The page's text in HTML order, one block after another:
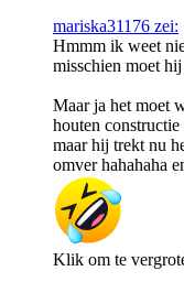
mariska31176 zei:
Hmmm ik weet
misschien moet
Maar ja het moet
houten
maar hij trekt nu
omver hahahaha
Klik om te